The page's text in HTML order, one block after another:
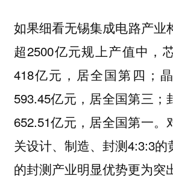
如果细看无锡集成电路产业
超2500亿元规上产值中，
418亿元，居全国第四；
593.45亿元，居全国第三；
652.51亿元，居全国第一。
关设计、制造、封测4:3:3的
的封测产业明显优势更为突